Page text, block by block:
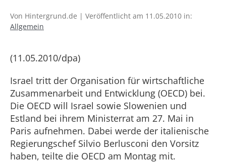
Von Hintergrund.de | Veröffentlicht am 11.05.2010 in:
Allgemein
(11.05.2010/dpa)
Israel tritt der Organisation für wirtschaftliche
Zusammenarbeit und Entwicklung (OECD) bei.
Die OECD will Israel sowie Slowenien und
Estland bei ihrem Ministerrat am 27. Mai in
Paris aufnehmen. Dabei werde der italienische
Regierungschef Silvio Berlusconi den Vorsitz
haben, teilte die OECD am Montag mit.